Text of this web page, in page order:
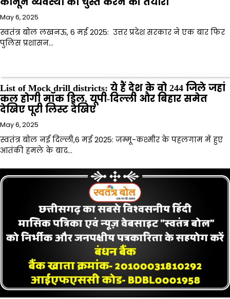
May 6, 2025
स्वतंत्र बोल लखनऊ, 6 मई 2025: उत्तर प्रदेश सरकार ने एक बार फिर
पुलिस प्रशासन…
List of Mock drill districts: ये हैं देश के वो 244 जिले जहां
कल होगी मॉक ड्रिल, यूपी-दिल्ली और बिहार समेत
देखिए पूरी लिस्ट देखिए
May 6, 2025
स्वतंत्र बोल नई दिल्ली,6 मई 2025: जम्मू-कश्मीर के पहलगाम में हुए
आतंकी हमले के बाद…